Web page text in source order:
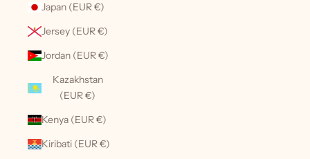
Japan (EUR €)
Jersey (EUR €)
Jordan (EUR €)
Kazakhstan
(EUR €)
Kenya (EUR €)
Kiribati (EUR €)